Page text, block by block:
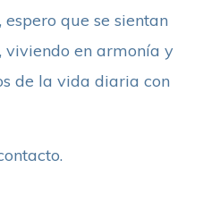
espero que se sientan
viviendo en armonía y
de la vida diaria con